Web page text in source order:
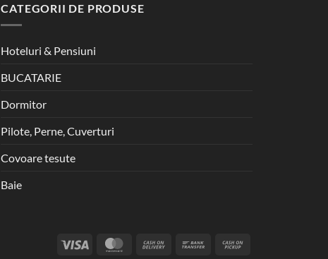
CATEGORII DE PRODUSE
Hoteluri & Pensiuni
BUCATARIE
Dormitor
Pilote, Perne, Cuverturi
Covoare tesute
Baie
Visa MasterCardCash
Bank